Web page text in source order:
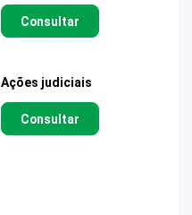
Consultar
Ações judiciais
Consultar